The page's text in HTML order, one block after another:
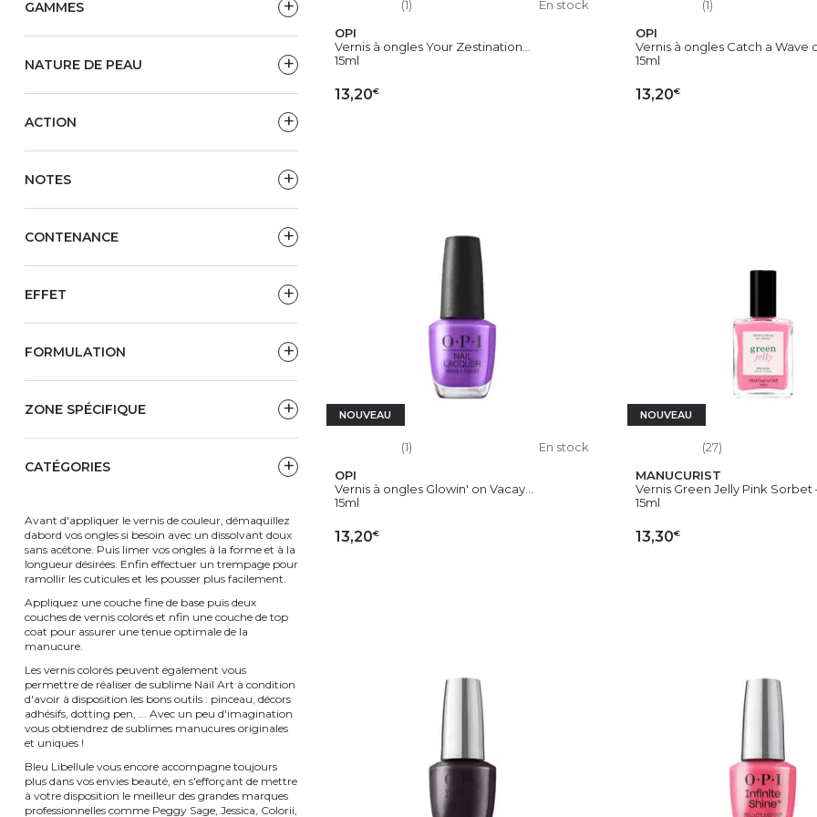
(1)
En stock
OPI
Vernis à ongles Your Zestination...
15ml
13,20€
(1)
OPI
Vernis à ongles Catch a Wave
15ml
13,20€
NOUVEAU
(1)
En stock
OPI
Vernis à ongles Glowin' on Vacay...
15ml
13,20€
NOUVEAU
(27)
MANUCURIST
Vernis Green Jelly Pink Sorbet
15ml
13,30€
GAMMES
NATURE DE PEAU
ACTION
NOTES
CONTENANCE
EFFET
FORMULATION
ZONE SPÉCIFIQUE
CATÉGORIES
Avant d'appliquer le vernis de couleur, démaquillez
dabord vos ongles si besoin avec un dissolvant doux
sans acétone. Puis limer vos ongles à la forme et à la
longueur désirées. Enfin effectuer un trempage pour
ramollir les cuticules et les pousser plus facilement.
Appliquez une couche fine de base puis deux
couches de vernis colorés et nfin une couche de top
coat pour assurer une tenue optimale de la
manucure.
Les vernis colorés peuvent également vous
permettre de réaliser de sublime Nail Art à condition
d'avoir à disposition les bons outils : pinceau, décors
adhésifs, dotting pen, ... Avec un peu d'imagination
vous obtiendrez de sublimes manucures originales
et uniques !
Bleu Libellule vous encore accompagne toujours
plus dans vos envies beauté, en s'efforçant de mettre
à votre disposition le meilleur des grandes marques
professionnelles comme Peggy Sage, Jessica, Colorii,